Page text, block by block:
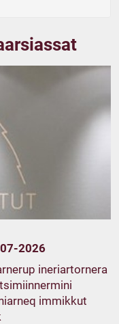
2026
ineriartornera
immikkut